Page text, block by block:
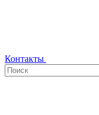
Контакты